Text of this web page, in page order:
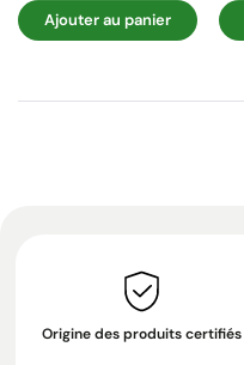
Ajouter au panier
Origine des produits certifiés